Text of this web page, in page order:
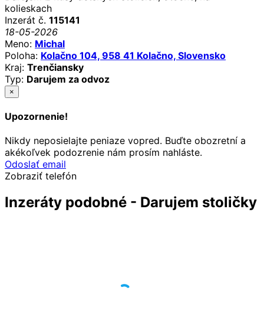
kolieskach
Inzerát č. 115141
18-05-2026
Meno: Michal
Poloha: Kolačno 104, 958 41 Kolačno, Slovensko
Kraj: Trenčiansky
Typ: Darujem za odvoz
×
Upozornenie!
Nikdy neposielajte peniaze vopred. Buďte obozretní a
akékoľvek podozrenie nám prosím nahláste.
Odoslať email
Zobraziť telefón
Inzeráty podobné - Darujem stoličky